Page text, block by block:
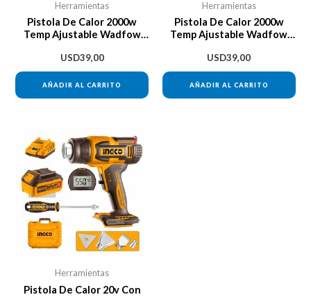
Herramientas
Pistola De Calor 2000w
Temp Ajustable Wadfow
USD39,00
AÑADIR AL CARRITO
Herramientas
Pistola De Calor 2000w
Temp Ajustable Wadfow
USD39,00
AÑADIR AL CARRITO
Herramientas
Pistola De Calor 20v Con